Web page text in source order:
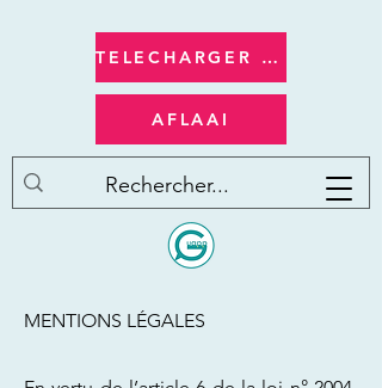
AFLAAI
TELECHARGER apple/ios
MENTIONS LÉGALES